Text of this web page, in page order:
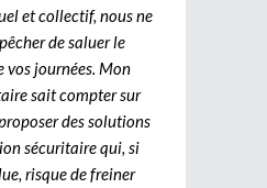
et collectif, nous ne
de saluer le
vos journées. Mon
sait compter sur
des solutions
sécuritaire qui, si
risque de freiner